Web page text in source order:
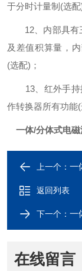
于分时计量制(选配
12、内部具有三
及差值积算量，
(选配)；
13、红外手持
作转换器所有功能(
一体/分体式电
上一个： 一
返回列表
下一个： 一
在线留言